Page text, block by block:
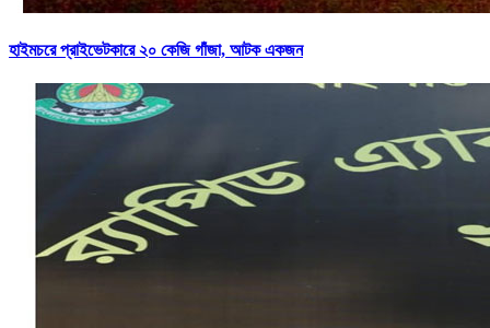
হাইমচরে প্রাইভেটকারে ২০ কেজি গাঁজা, আটক একজন